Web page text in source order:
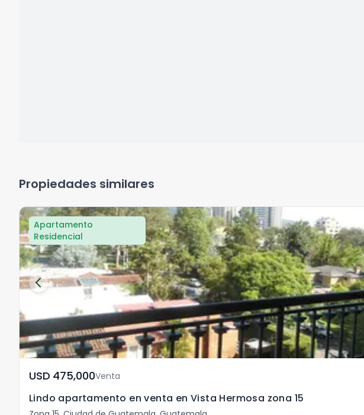
Propiedades similares
Apartamento
Residencial
USD	475,000Venta
Lindo apartamento en venta en Vista Hermosa zona 15